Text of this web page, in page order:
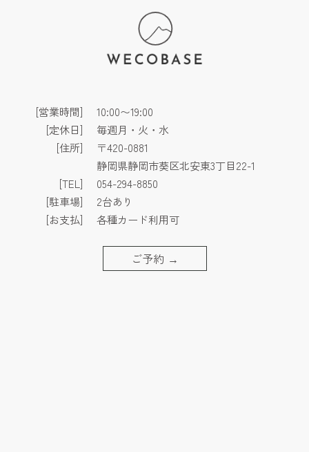
[営業時間]
10:00〜19:00
[定休日]
毎週月・火・水
[住所]
〒420-0881
静岡県静岡市葵区北安東3丁目22-1
[TEL]
054-294-8850
[駐車場]
2台あり
[お支払]
各種カード利用可
ご予約 →